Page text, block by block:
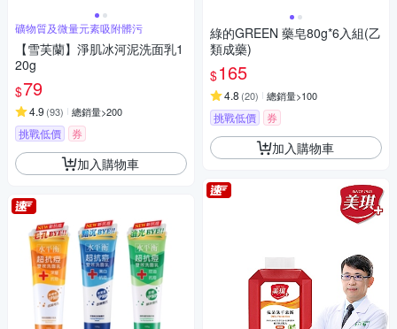
礦物質及微量元素吸附髒污
【雪芙蘭】淨肌冰河泥洗面乳1
20g
$79
4.9 (93) 總銷量>200
挑戰低價 券
加入購物車
綠的GREEN 藥皂80g*6入組(乙
類成藥)
$165
4.8 (20) 總銷量>100
挑戰低價 券
加入購物車